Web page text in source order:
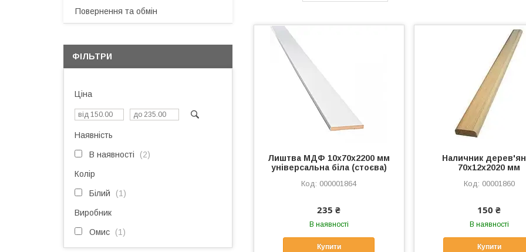
Лиштва МДФ 10х70х2200 мм
універсальна біла (стоєва)
000001864
235 ₴
В наявності
Купити
Наличник
70х12х2020 мм
00001860
150 ₴
В наявності
Купити
Повернення та обмін
ФІЛЬТРИ
Ціна
Наявність
В наявності 2
Колір
Білий 1
Виробник
Омис 1